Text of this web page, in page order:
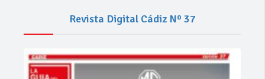
Revista Digital Cádiz Nº 37